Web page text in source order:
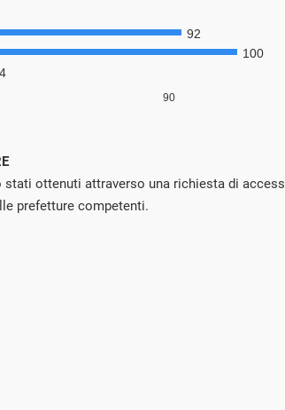
stati ottenuti attraverso una richiesta di
prefetture competenti.